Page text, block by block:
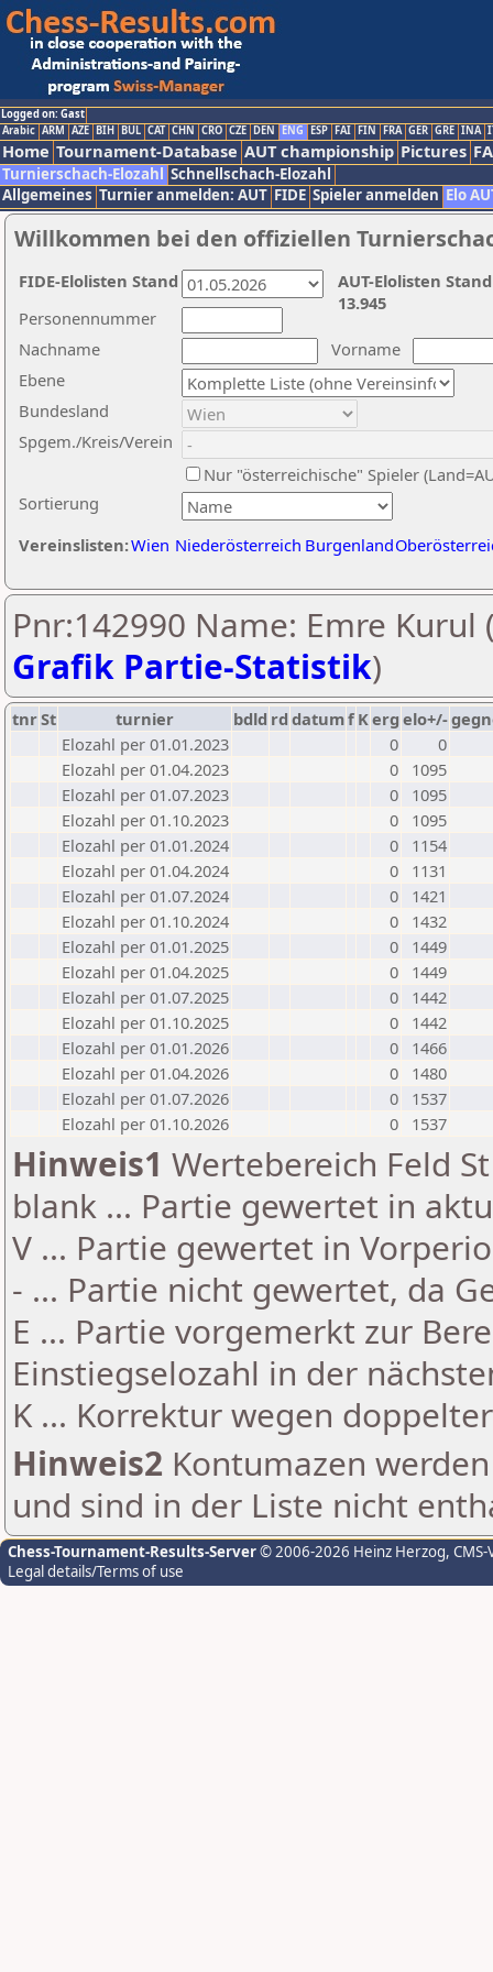
Logged on: Gast
Arabic ARM AZE BIH BUL CAT CHN CRO CZE DEN ENG ESP FAI FIN FRA GER GRE INA
Home Tournament-Database AUT championship Pictures
Turnierschach-Elozahl Schnellschach-Elozahl
Allgemeines Turnier anmelden: AUT FIDE Spieler anmelden Elo
Willkommen bei den offiziellen
Nachname
Vorname
Ebene
Sortierung
Personennummer
Bundesland
Spgem./Kreis/Verein
Nur "österreichische" Spieler
Vereinslisten:Wien Niederösterreich Burgenland
AUT-Elolisten
13.945
FIDE-Elolisten Stand
Pnr:142990 Name: Emre Kurul
Grafik Partie-Statistik)
tnrSt turnier bdld rd datumf Kerg elo+/-
Elozahl per 01.01.2023
0
0
Elozahl per 01.04.2023
0
1095
Elozahl per 01.07.2023
0
1095
Elozahl per 01.10.2023
0
1095
Elozahl per 01.01.2024
0
1154
Elozahl per 01.04.2024
0
1131
Elozahl per 01.07.2024
0
1421
Elozahl per 01.10.2024
0
1432
Elozahl per 01.01.2025
0
1449
Elozahl per 01.04.2025
0
1449
Elozahl per 01.07.2025
0
1442
Elozahl per 01.10.2025
0
1442
Elozahl per 01.01.2026
0
1466
Elozahl per 01.04.2026
0
1480
Elozahl per 01.07.2026
0
1537
Elozahl per 01.10.2026
0 1537
Hinweis1 Wertebereich Feld
blank ... Partie gewertet in
V ... Partie gewertet in
- ... Partie nicht gewertet, da
E ... Partie vorgemerkt zur
Einstiegselozahl in der
K ... Korrektur wegen
Hinweis2 Kontumazen
und sind in der Liste nicht
Chess-Tournament-Results-Server© 2006-2026 Heinz Herzog,
Legal details/Terms of use